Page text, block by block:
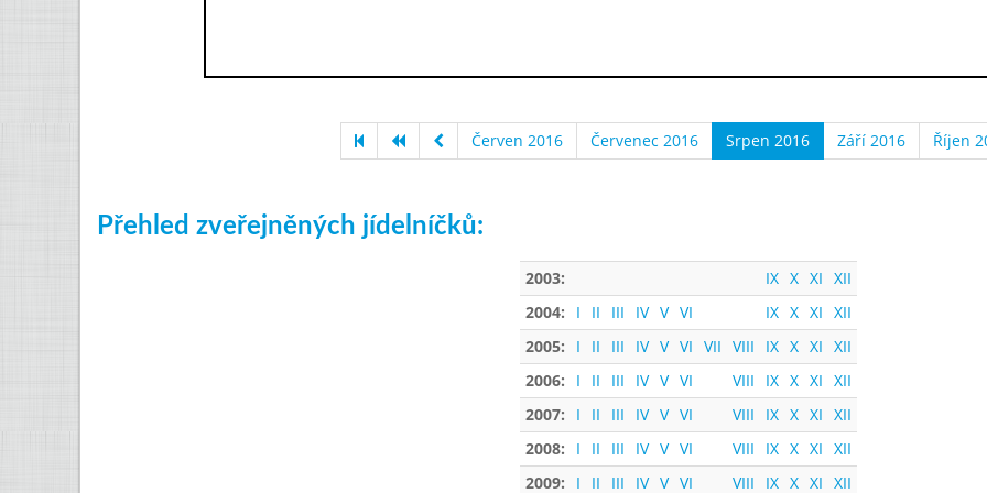
Červen 2016 Červenec 2016 Srpen 2016 Září 2016 Říjen
Přehled zveřejněných jídelníčků:
2003: IX X XI XII
2004:
I II III IV V VI IX X XI XII
2005:
I II III IV V VI VII VIII IX X XI XII
2006:
I II III IV V VI VIII IX X XI XII
2007:
I II III IV V VI VIII IX X XI XII
2008:
I II III IV V VI VIII IX X XI XII
2009:
I II III IV V VI VIII IX X XI XII